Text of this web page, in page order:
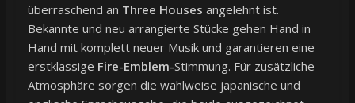
überraschend an Three Houses angelehnt ist.
Bekannte und neu arrangierte Stücke gehen Hand in
Hand mit komplett neuer Musik und garantieren eine
erstklassige Fire-Emblem-Stimmung. Für zusätzliche
Atmosphäre sorgen die wahlweise japanische und